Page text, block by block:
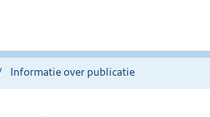
Informatie over publicatie